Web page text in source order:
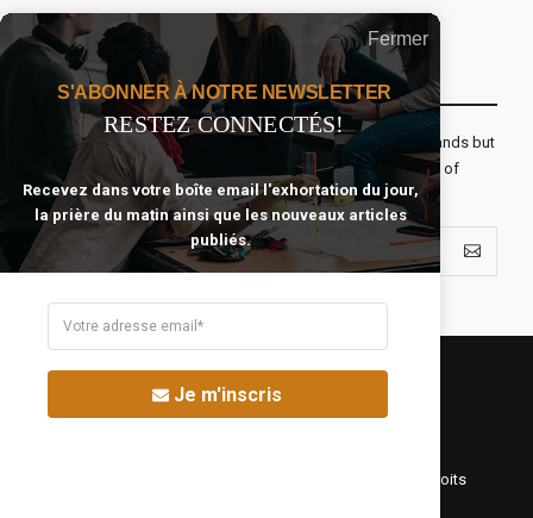
Recevoir Notre Newsletter Chaque Matin
The real voyage of discovery consists not in seeking new lands but
seeing with new eyes. All journeys have secret destinations of
which the traveler is unaware.
©Fréquence Chrétienne Production 2016-2025. Tous droits
Fermer
S'ABONNER À NOTRE NEWSLETTER
RESTEZ CONNECTÉS!
Recevez dans votre boîte email l'exhortation du jour,
la prière du matin ainsi que les nouveaux articles
publiés.
Je m'inscris